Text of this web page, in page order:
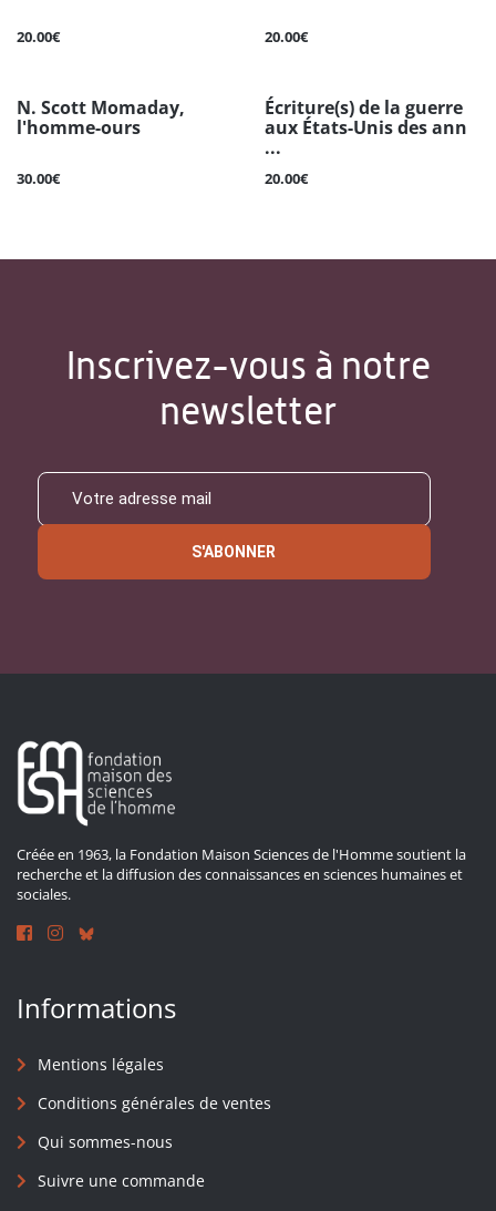
20.00€ 20.00€
N. Scott Momaday,
l'homme-ours
30.00€
Écriture(s) de la guerre
aux États-Unis des ann
...
20.00€
Inscrivez-vous à notre
newsletter
S'ABONNER
Créée en 1963, la Fondation Maison Sciences de l'Homme soutient la
recherche et la diffusion des connaissances en sciences humaines et
sociales.
Informations
Mentions légales
Conditions générales de ventes
Qui sommes-nous
Suivre une commande